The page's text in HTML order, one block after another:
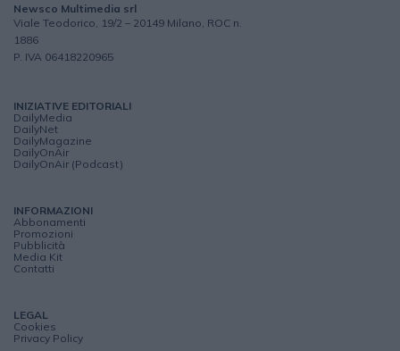
Newsco Multimedia srl
Viale Teodorico, 19/2 – 20149 Milano, ROC n.
1886
P. IVA 06418220965
INIZIATIVE EDITORIALI
DailyMedia
DailyNet
DailyMagazine
DailyOnAir
DailyOnAir (Podcast)
INFORMAZIONI
Abbonamenti
Promozioni
Pubblicità
Media Kit
Contatti
LEGAL
Cookies
Privacy Policy